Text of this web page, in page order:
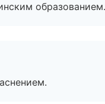
образованием.